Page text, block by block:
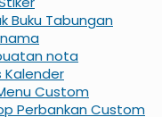
Buku Tabungan
nota
Kalender
Custom
Perbankan Custom